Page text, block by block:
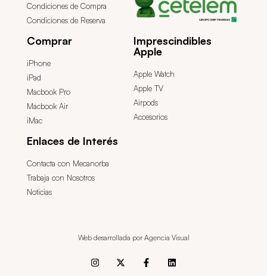
Condiciones de Compra
Condiciones de Reserva
Comprar
iPhone
iPad
Macbook Pro
Macbook Air
iMac
Imprescindibles
Apple
Apple Watch
Apple TV
Airpods
Accesorios
Enlaces de Interés
Contacta con Mecanorba
Trabaja con Nosotros
Noticias
Web desarrollada por Agencia Visual